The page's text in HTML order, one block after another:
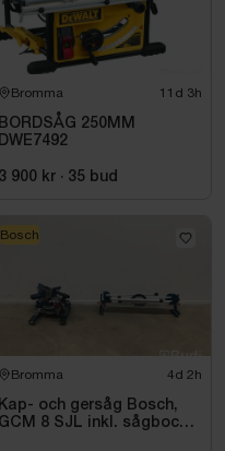
Bromma 11d 3h
BORDSÅG 250MM
DWE7492
3 900 kr · 35 bud
Bromma 4d 2h
Kap- och gersåg Bosch,
GCM 8 SJL inkl. sågbock
Bosch